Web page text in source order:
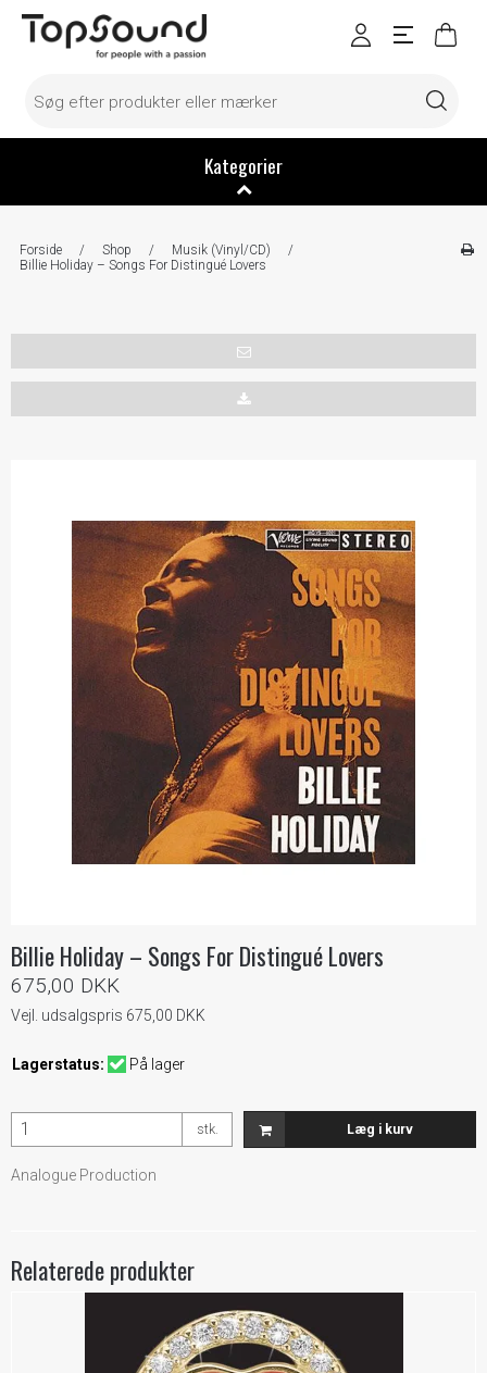
Kategorier
Forside / Shop / Musik (Vinyl/CD)
/
Billie Holiday – Songs For Distingué Lovers
Billie Holiday – Songs For Distingué Lovers
675,00 DKK
Vejl. udsalgspris 675,00 DKK
Lagerstatus: På lager
stk. Læg i kurv
Analogue Production
Relaterede produkter